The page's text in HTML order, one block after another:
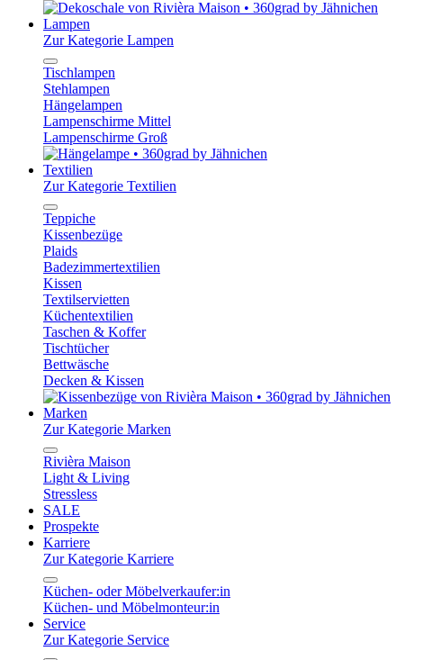
Lampen
Zur Kategorie Lampen
Tischlampen
Stehlampen
Hängelampen
Lampenschirme Mittel
Lampenschirme Groß
Textilien
Zur Kategorie Textilien
Teppiche
Kissenbezüge
Plaids
Badezimmertextilien
Kissen
Textilservietten
Küchentextilien
Taschen & Koffer
Tischtücher
Bettwäsche
Decken & Kissen
Marken
Zur Kategorie Marken
Rivièra Maison
Light & Living
Stressless
SALE
Prospekte
Karriere
Zur Kategorie Karriere
Küchen- oder Möbelverkaufer:in
Küchen- und Möbelmonteur:in
Service
Zur Kategorie Service